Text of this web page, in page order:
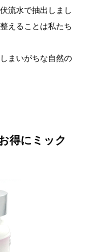
流水で抽出しまし
えることは私たち
まいがちな自然の
得にミック